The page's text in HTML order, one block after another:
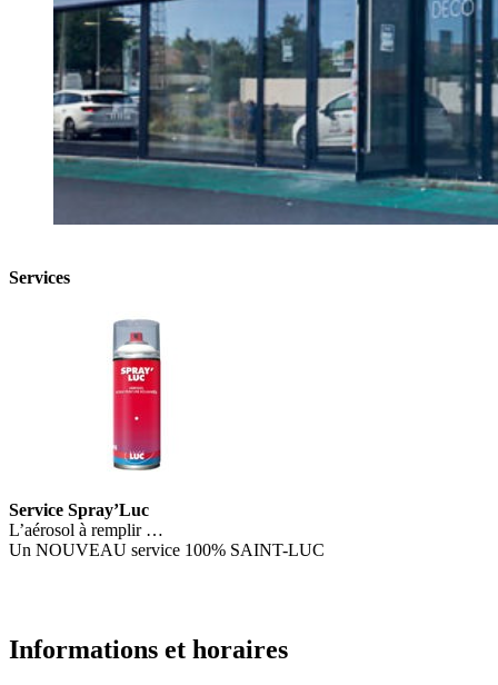
Services
Service Spray’Luc
L’aérosol à remplir …
Un NOUVEAU service 100% SAINT-LUC
Informations et horaires